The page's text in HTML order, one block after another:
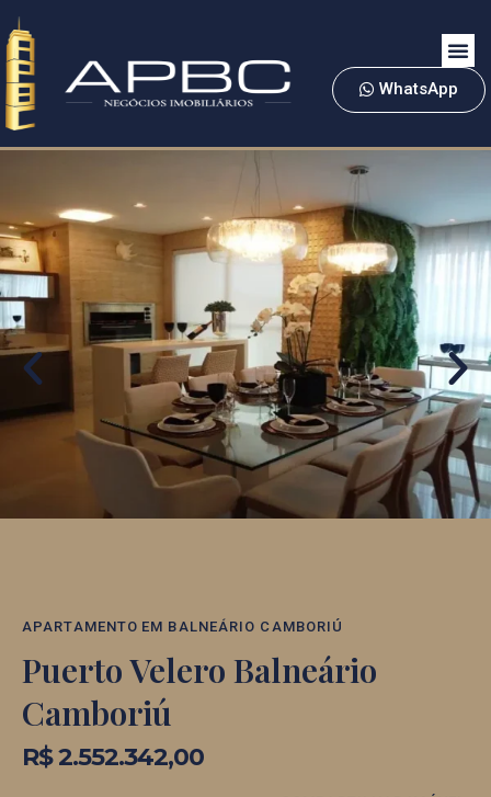
WhatsApp
APARTAMENTO EM BALNEÁRIO CAMBORIÚ
Puerto Velero Balneário
Camboriú
R$ 2.552.342,00